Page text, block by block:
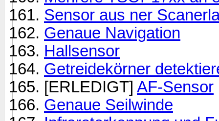
Sensor aus ner
Genaue Navigation
Hallsensor
Getreidekörner
[ERLEDIGT] AF-Sensor
Genaue Seilwinde